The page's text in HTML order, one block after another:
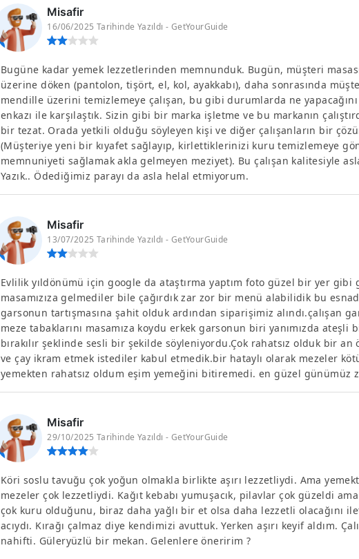
Misafir
16/06/2025 Tarihinde Yazıldı - GetYourGuide
Bugüne kadar yemek lezzetlerinden memnunduk. Bugün, müşteri
üzerine döken (pantolon, tişört, el, kol, ayakkabı), daha sonrasında
mendille üzerini temizlemeye çalışan, bu gibi durumlarda ne
enkazı ile karşılaştık. Sizin gibi bir marka işletme ve bu markanın
bir tezat. Orada yetkili olduğu söyleyen kişi ve diğer çalışanların bir
(Müşteriye yeni bir kıyafet sağlayıp, kirlettiklerinizi kuru temizlemeye
memnuniyeti sağlamak akla gelmeyen meziyet). Bu çalışan kalitesiyle
Yazık.. Ödediğimiz parayı da asla helal etmiyorum.
Misafir
13/07/2025 Tarihinde Yazıldı - GetYourGuide
Evlilik yıldönümü için google da ataştırma yaptım foto güzel bir yer
masamızıza gelmediler bile çağırdık zar zor bir menü alabilidik bu
garsonun tartışmasına şahit olduk ardından siparişimiz alındı.çalışan
meze tabaklarını masamıza koydu erkek garsonun biri yanımızda ateşli
bırakılır şeklinde sesli bir şekilde söyleniyordu.Çok rahatsız olduk bir an
ve çay ikram etmek istediler kabul etmedik.bir hataylı olarak mezeler
yemekten rahatsız oldum eşim yemeğini bitiremedi. en güzel günümüz
Misafir
29/10/2025 Tarihinde Yazıldı - GetYourGuide
Köri soslu tavuğu çok yoğun olmakla birlikte aşırı lezzetliydi. Ama
mezeler çok lezzetliydi. Kağıt kebabı yumuşacık, pilavlar çok güzeldi
çok kuru olduğunu, biraz daha yağlı bir et olsa daha lezzetli olacağını
acıydı. Kırağı çalmaz diye kendimizi avuttuk. Yerken aşırı keyif aldım.
nahifti. Güleryüzlü bir mekan. Gelenlere öneririm ?